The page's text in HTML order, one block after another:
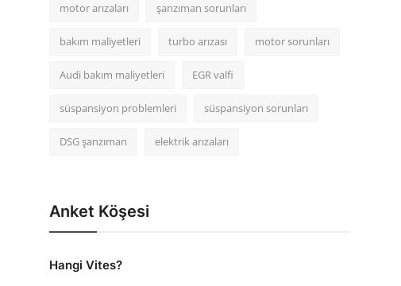
motor arızaları şanzıman sorunları
bakım maliyetleri turbo arızası motor sorunları
Audi bakım maliyetleri EGR valfi
süspansiyon problemleri süspansiyon sorunları
DSG şanzıman elektrik arızaları
Anket Köşesi
Hangi Vites?